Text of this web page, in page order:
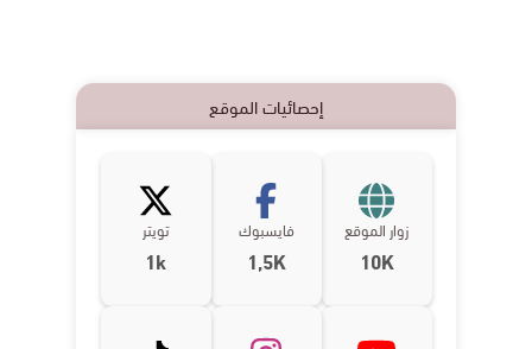
إحصائيات الموقع
زوار الموقع
10K
فايسبوك
1,5K
تويتر
1k